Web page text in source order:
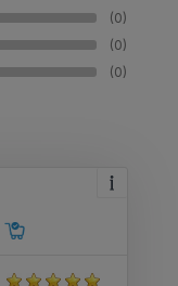
(0)
(0)
(0)